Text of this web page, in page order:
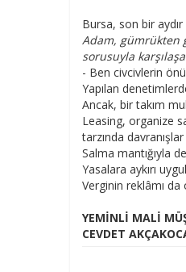
Bursa, son bir
Adam, gümrükten
sorusuyla
- Ben civcivlerin
Yapılan
Ancak, bir takım
Leasing, organize
tarzında
Salma mantığıyla
Yasalara aykırı
Verginin reklâmı da
YEMİNLİ MALİ
CEVDET